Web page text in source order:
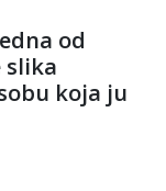
od
slika
koja ju